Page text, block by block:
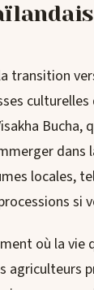
transition
Bucha,
locales,
si
où la
agriculteurs